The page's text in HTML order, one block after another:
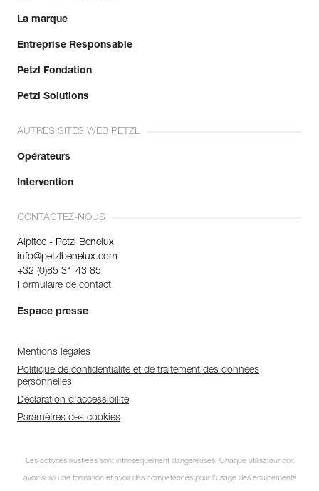
La marque
Entreprise Responsable
Petzl Fondation
Petzl Solutions
AUTRES SITES WEB PETZL
Opérateurs
Intervention
CONTACTEZ-NOUS
Alpitec - Petzl Benelux
info@petzlbenelux.com
+32 (0)85 31 43 85
Formulaire de contact
Espace presse
Mentions légales
Politique de confidentialité et de traitement des données
personnelles
Déclaration d'accessibilité
Paramètres des cookies
Les activités illustrées sont intrinsèquement dangereuses. Chaque utilisateur doit
avoir suivi une formation et avoir des compétences pour l’usage des équipements